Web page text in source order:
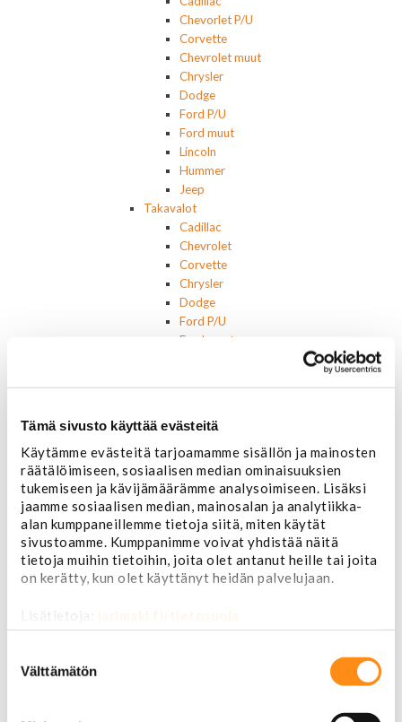
Tämä sivusto käyttää evästeitä
Käytämme evästeitä tarjoamamme sisällön ja mainosten
räätälöimiseen, sosiaalisen median ominaisuuksien
tukemiseen ja kävijämäärämme analysoimiseen. Lisäksi
jaamme sosiaalisen median, mainosalan ja analytiikka-
alan kumppaneillemme tietoja siitä, miten käytät
sivustoamme. Kumppanimme voivat yhdistää näitä
tietoja muihin tietoihin, joita olet antanut heille tai joita
on kerätty, kun olet käyttänyt heidän palvelujaan.
Lisätietoja: jarimaki.fi/tietosuoja
valinta
Välttämätön
Chevorlet P/U
Corvette
Chevrolet muut
Chrysler
Dodge
Ford P/U
Ford muut
Lincoln
Hummer
Jeep
Takavalot
Cadillac
Chevrolet
Corvette
Chrysler
Dodge
Ford P/U
Ford muut
Parkit / Vilkut
Sumu- ja peruutusvalot
Sivuvalot ja markerit
Polttimot
Sähköosat
Akut
Lasinnostin- ja keskuslukon moottorit
Laturit ja laturin osat
Laturit